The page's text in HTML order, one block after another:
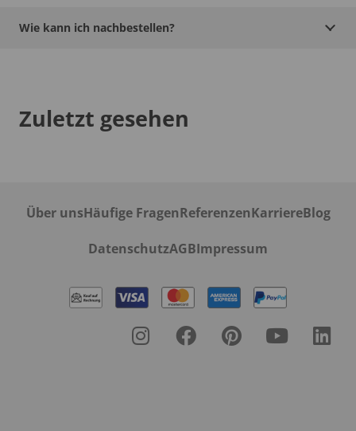
Wie kann ich nachbestellen?
Zuletzt gesehen
Über unsHäufige FragenReferenzenKarriereBlog
DatenschutzAGBImpressum